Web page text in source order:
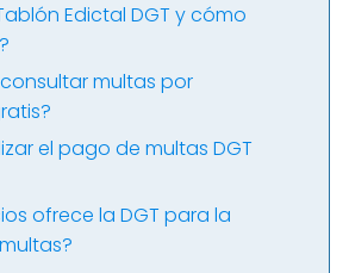
Edictal DGT y cómo
multas por
el pago de multas DGT
ofrece la DGT para la